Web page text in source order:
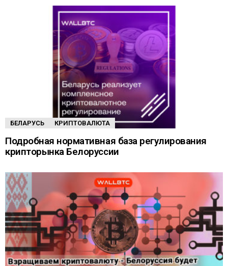
БЕЛАРУСЬ КРИПТОВАЛЮТА
Подробная нормативная база регулирования
крипторынка Белоруссии